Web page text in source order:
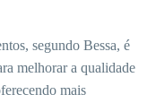
segundo Bessa, é
melhorar a qualidade
mais